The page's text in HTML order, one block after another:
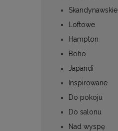
Skandynawskie
Loftowe
Hampton
Boho
Japandi
Inspirowane
Do pokoju
Do salonu
Nad wyspę